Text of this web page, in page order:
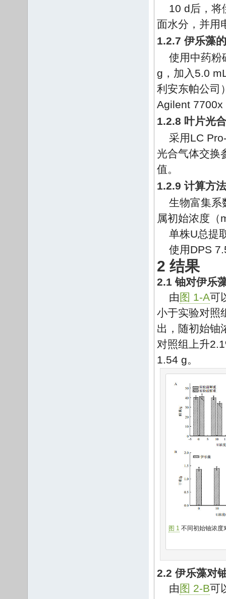
10 d后，将
面水分，并用
1.2.7 伊乐藻
使用中药粉
g，加入5.0
利安东帕公司
Agilent 7700x
1.2.8 叶片光
采用LC
光合气体交换
值。
1.2.9 计算方
生物富集系
属初始浓度（
单株U总提
使用DPS
2 结果
2.1 铀对伊乐
由 图 1-A可
小于实验对照
出，随初始铀
对照组上升
1.54 g。
图 1 不同初始铀浓度
2.2 伊乐藻对
由 图 2-B可